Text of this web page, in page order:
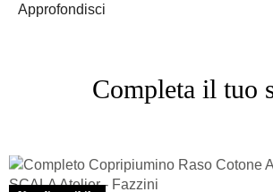
Approfondisci
Completa il tuo